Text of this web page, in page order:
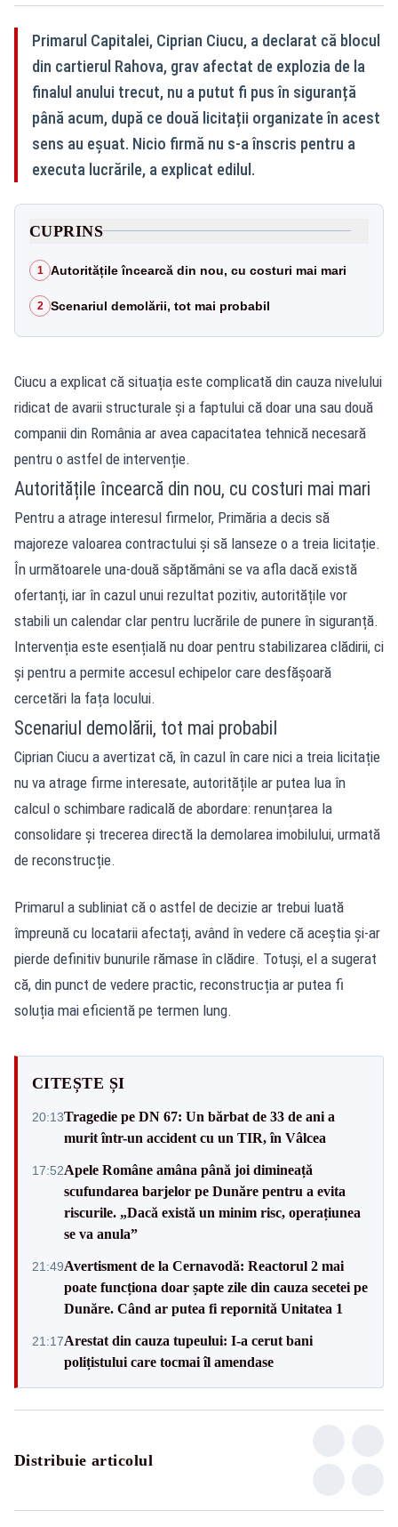
Primarul Capitalei, Ciprian Ciucu, a declarat că blocul
din cartierul Rahova, grav afectat de explozia de la
finalul anului trecut, nu a putut fi pus în siguranță
până acum, după ce două licitații organizate în acest
sens au eșuat. Nicio firmă nu s-a înscris pentru a
executa lucrările, a explicat edilul.
CUPRINS
1 Autoritățile încearcă din nou, cu costuri mai mari
2 Scenariul demolării, tot mai probabil
Ciucu a explicat că situația este complicată din cauza nivelului
ridicat de avarii structurale și a faptului că doar una sau două
companii din România ar avea capacitatea tehnică necesară
pentru o astfel de intervenție.
Autoritățile încearcă din nou, cu costuri mai mari
Pentru a atrage interesul firmelor, Primăria a decis să
majoreze valoarea contractului și să lanseze o a treia licitație.
În următoarele una-două săptămâni se va afla dacă există
ofertanți, iar în cazul unui rezultat pozitiv, autoritățile vor
stabili un calendar clar pentru lucrările de punere în siguranță.
Intervenția este esențială nu doar pentru stabilizarea clădirii, ci
și pentru a permite accesul echipelor care desfășoară
cercetări la fața locului.
Scenariul demolării, tot mai probabil
Ciprian Ciucu a avertizat că, în cazul în care nici a treia licitație
nu va atrage firme interesate, autoritățile ar putea lua în
calcul o schimbare radicală de abordare: renunțarea la
consolidare și trecerea directă la demolarea imobilului, urmată
de reconstrucție.
Primarul a subliniat că o astfel de decizie ar trebui luată
împreună cu locatarii afectați, având în vedere că aceștia și-ar
pierde definitiv bunurile rămase în clădire. Totuși, el a sugerat
că, din punct de vedere practic, reconstrucția ar putea fi
soluția mai eficientă pe termen lung.
CITEȘTE ȘI
20:13Tragedie pe DN 67: Un bărbat de 33 de ani a
murit într-un accident cu un TIR, în Vâlcea
17:52Apele Române amâna până joi dimineață
scufundarea barjelor pe Dunăre pentru a evita
riscurile. „Dacă există un minim risc, operațiunea
se va anula”
21:49Avertisment de la Cernavodă: Reactorul 2 mai
poate funcționa doar șapte zile din cauza secetei pe
Dunăre. Când ar putea fi repornită Unitatea 1
21:17Arestat din cauza tupeului: I-a cerut bani
polițistului care tocmai îl amendase
Distribuie articolul